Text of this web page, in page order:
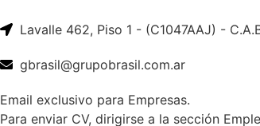
Lavalle 462, Piso 1 - (C1047AAJ) -
gbrasil@grupobrasil.com.ar
Email exclusivo para Empresas.
Para enviar CV, dirigirse a la sección